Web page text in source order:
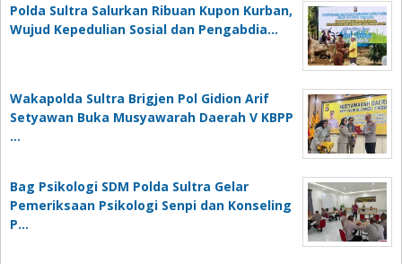
Polda Sultra Salurkan Ribuan Kupon Kurban,
Wujud Kepedulian Sosial dan Pengabdia…
Wakapolda Sultra Brigjen Pol Gidion Arif
Setyawan Buka Musyawarah Daerah V KBPP
…
Bag Psikologi SDM Polda Sultra Gelar
Pemeriksaan Psikologi Senpi dan Konseling
P…